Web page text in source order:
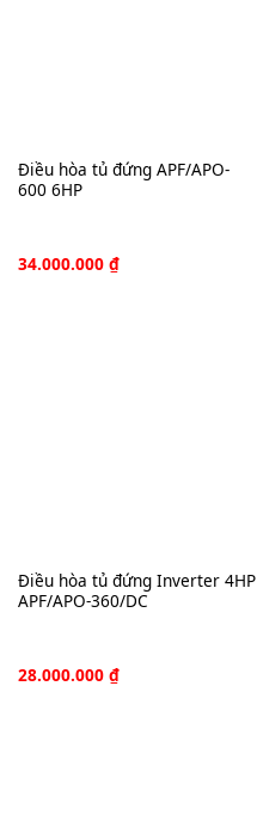
Điều hòa tủ đứng APF/APO-
600 6HP
34.000.000 ₫
Điều hòa tủ đứng Inverter 4HP
APF/APO-360/DC
28.000.000 ₫